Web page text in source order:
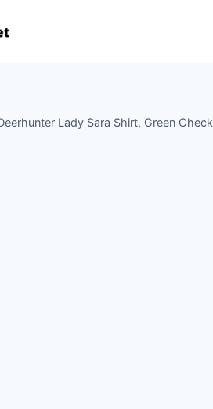
Lady Sara Shirt, Green Check